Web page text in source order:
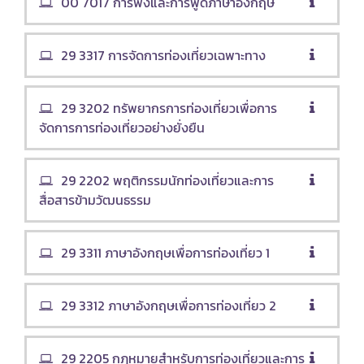
29 3317 การจัดการท่องเที่ยวเฉพาะทาง
29 3202 ทรัพยากรการท่องเที่ยวเพื่อการ
จัดการการท่องเที่ยวอย่างยั่งยืน
29 2202 พฤติกรรมนักท่องเที่ยวและการ
สื่อสารข้ามวัฒนธรรม
29 3311 ภาษาอังกฤษเพื่อการท่องเที่ยว 1
29 3312 ภาษาอังกฤษเพื่อการท่องเที่ยว 2
29 2205 กฎหมายสำหรับการท่องเที่ยวและการ